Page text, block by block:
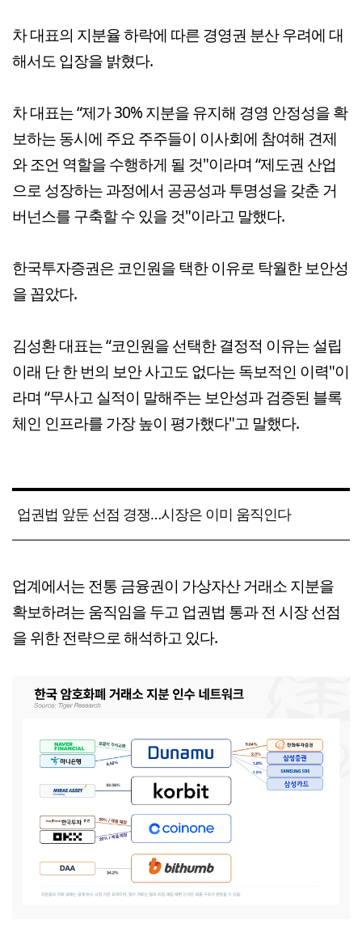
차 대표의 지분율 하락에 따른 경영권 분산 우려에 대
해서도 입장을 밝혔다.
차 대표는 “제가 30% 지분을 유지해 경영 안정성을 확
보하는 동시에 주요 주주들이 이사회에 참여해 견제
와 조언 역할을 수행하게 될 것"이라며 “제도권 산업
으로 성장하는 과정에서 공공성과 투명성을 갖춘 거
버넌스를 구축할 수 있을 것"이라고 말했다.
한국투자증권은 코인원을 택한 이유로 탁월한 보안성
을 꼽았다.
김성환 대표는 “코인원을 선택한 결정적 이유는 설립
이래 단 한 번의 보안 사고도 없다는 독보적인 이력"이
라며 “무사고 실적이 말해주는 보안성과 검증된 블록
체인 인프라를 가장 높이 평가했다"고 말했다.
업권법 앞둔 선점 경쟁…시장은 이미 움직인다
업계에서는 전통 금융권이 가상자산 거래소 지분을
확보하려는 움직임을 두고 업권법 통과 전 시장 선점
을 위한 전략으로 해석하고 있다.